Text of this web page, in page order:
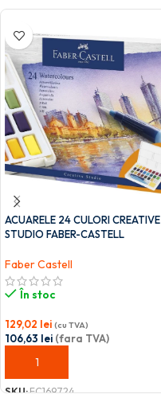
ACUARELE 24 CULORI CREATIVE
STUDIO FABER-CASTELL
Faber Castell
În stoc
129,02 lei (cu TVA)
106,63 lei (fara TVA)
ADAUGĂ ÎN COȘ
SKU:FC169724